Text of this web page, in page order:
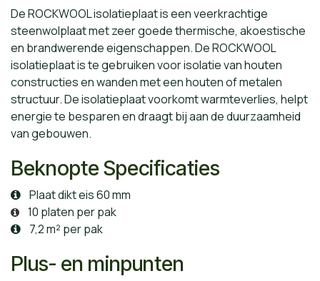
De ROCKWOOL isolatieplaat is een veerkrachtige
steenwolplaat met zeer goede thermische, akoestische
en brandwerende eigenschappen. De ROCKWOOL
isolatieplaat is te gebruiken voor isolatie van houten
constructies en wanden met een houten of metalen
structuur. De isolatieplaat voorkomt warmteverlies, helpt
energie te besparen en draagt bij aan de duurzaamheid
van gebouwen.
Beknopte Specificaties
Plaat dikt eis 60 mm
10 platen per pak
7,2 m² per pak
Plus- en minpunten